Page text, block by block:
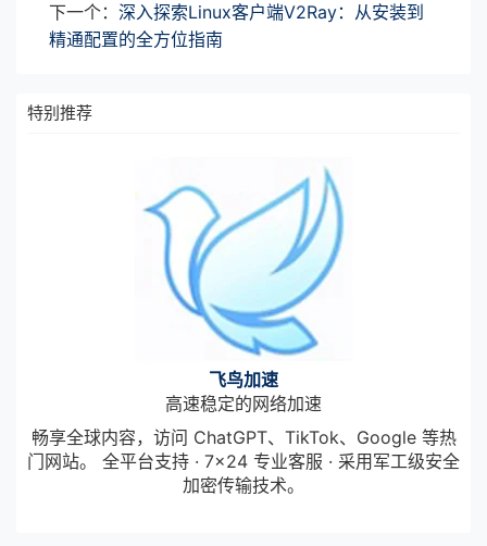
下一个： 深入探索Linux客户端V2Ray：从安装到
精通配置的全方位指南
特别推荐
飞鸟加速
高速稳定的网络加速
畅享全球内容，访问 ChatGPT、TikTok、Google 等热
门网站。 全平台支持 · 7×24 专业客服 · 采用军工级安全
加密传输技术。